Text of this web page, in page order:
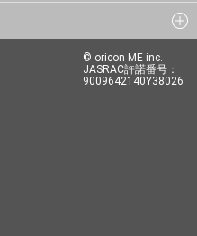
© oricon ME inc.
JASRAC許諾番号：
9009642140Y38026